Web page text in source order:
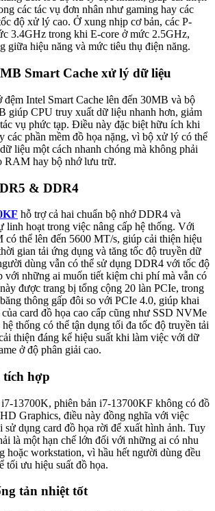
các tác vụ đơn nhân như gaming hay các
độ xử lý cao. Ở xung nhịp cơ bản, các P-
3.4GHz trong khi E-core ở mức 2.5GHz,
giữa hiệu năng và mức tiêu thụ điện năng.
Smart Cache xử lý dữ liệu
đệm Intel Smart Cache lên đến 30MB và bộ
giúp CPU truy xuất dữ liệu nhanh hơn, giảm
vụ phức tạp. Điều này đặc biệt hữu ích khi
các phần mềm đồ họa nặng, vì bộ xử lý có thể
liệu một cách nhanh chóng mà không phải
RAM hay bộ nhớ lưu trữ.
& DDR4
hỗ trợ cả hai chuẩn bộ nhớ DDR4 và
linh hoạt trong việc nâng cấp hệ thống. Với
thể lên đến 5600 MT/s, giúp cải thiện hiệu
gian tải ứng dụng và tăng tốc độ truyền dữ
dùng vẫn có thể sử dụng DDR4 với tốc độ
với những ai muốn tiết kiệm chi phí mà vẫn có
được trang bị tổng cộng 20 làn PCIe, trong
thông gấp đôi so với PCIe 4.0, giúp khai
của card đồ họa cao cấp cũng như SSD NVMe
thống có thể tận dụng tối đa tốc độ truyền tải
thiện đáng kể hiệu suất khi làm việc với dữ
ở độ phân giải cao.
tích hợp
13700K, phiên bản i7-13700KF không có đồ
Graphics, điều này đồng nghĩa với việc
sử dụng card đồ họa rời để xuất hình ảnh. Tuy
là một hạn chế lớn đối với những ai có nhu
hoặc workstation, vì hầu hết người dùng đều
tối ưu hiệu suất đồ họa.
tản nhiệt tốt